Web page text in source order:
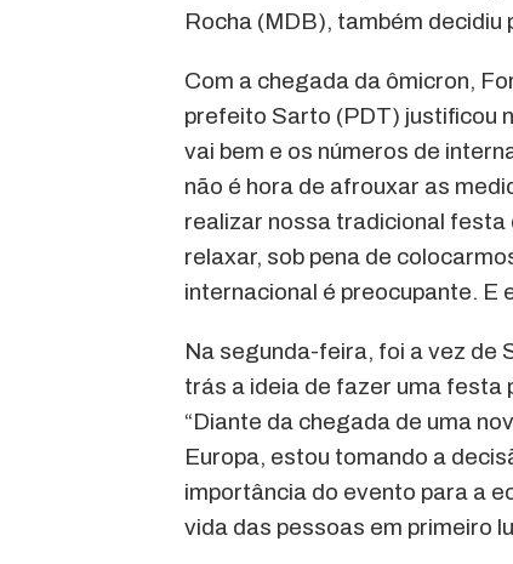
Rocha (MDB), também
Com a chegada da ômicron,
prefeito Sarto (PDT) justificou
vai bem e os números de
não é hora de afrouxar as
realizar nossa tradicional festa
relaxar, sob pena de
internacional é preocupante. E
Na segunda-feira, foi a vez de
trás a ideia de fazer uma festa
“Diante da chegada de uma
Europa, estou tomando a
importância do evento para a
vida das pessoas em primeiro